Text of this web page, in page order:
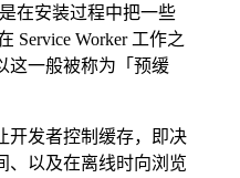
在安装过程中把一些
Service Worker 工作之
这一般被称为「预缓
开发者控制缓存，即决
、以及在离线时向浏览